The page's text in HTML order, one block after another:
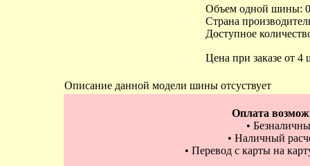
Объем одной шины:
Страна
Доступное
Цена при заказе от 4
Описание данной модели шины отсуствует
Оплата
•
• Наличный
• Перевод с карты на